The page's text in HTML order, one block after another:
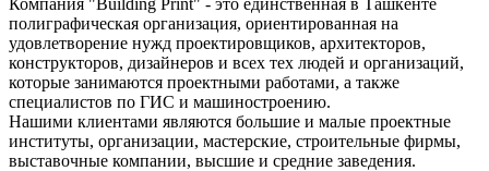
полиграфическая организация, ориентированная на
удовлетворение нужд проектировщиков, архитекторов,
конструкторов, дизайнеров и всех тех людей и организаций,
которые занимаются проектными работами, а также
специалистов по ГИС и машиностроению.
Нашими клиентами являются большие и малые проектные
институты, организации, мастерские, строительные фирмы,
выставочные компании, высшие и средние заведения.